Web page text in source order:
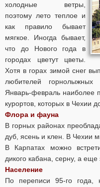
холодные ветры,
поэтому лето теплое и
как правило бывает
мягкое. Иногда бывает,
что до Нового года в
городах цветут цветы.
Хотя в горах зимой снег
любителей горнолыжных
Январь-февраль наиболее
курортов, которых в Чехии
Флора и фауна
В горных районах
дуб, ясень и клен. В Чехии
В Карпатах можно
дикого кабана, серну, а
Население
По переписи 95-го года,